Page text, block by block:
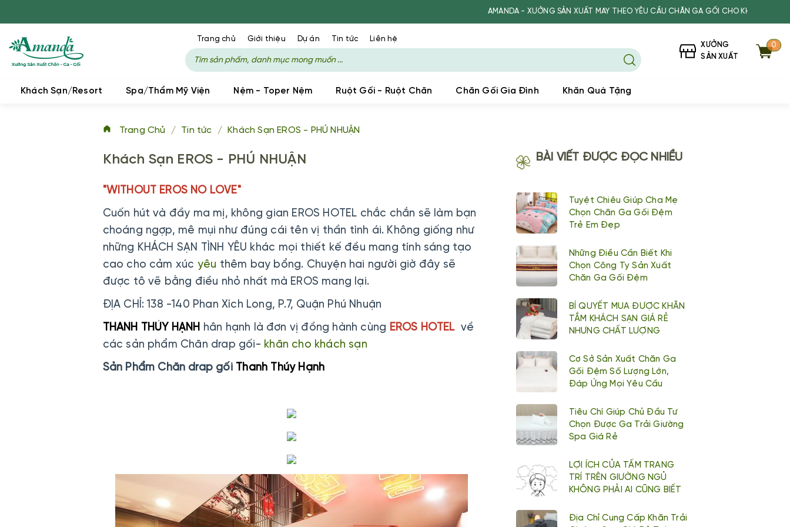
AMANDA - XƯỞNG SẢN XUẤT MAY THEO YÊU CẦU CHĂN GA GỐI CHO KHÁCH SẠN, SPA,
Trang chủ Giới thiệu Dự án Tin tức Liên hệ
XƯỞNG
SẢN XUẤT
0
Khách Sạn/Resort Spa/Thẩm Mỹ Viện Nệm - Toper Nệm Ruột Gối - Ruột Chăn Chăn Gối Gia Đình Khăn Quà Tặng
Trang Chủ / Tin tức / Khách Sạn EROS - PHÚ NHUẬN
Khách Sạn EROS - PHÚ NHUẬN
"WITHOUT EROS NO LOVE"
Cuốn hút và đầy ma mị, không gian EROS HOTEL chắc chắn sẽ làm bạn
choáng ngợp, mê mụi như đúng cái tên vị thần tình ái. Không giống như
những KHÁCH SẠN TÌNH YÊU khác mọi thiết kế đều mang tính sáng tạo
cao cho cảm xúc yêu thêm bay bổng. Chuyện hai người giờ đây sẽ
được tô vẽ bằng điều nhỏ nhất mà EROS mang lại.
ĐỊA CHỈ: 138 -140 Phan Xích Long, P.7, Quận Phú Nhuận
THANH THÚY HẠNH hân hạnh là đơn vị đồng hành cùng EROS HOTEL về
các sản phẩm Chăn drap gối- khăn cho khách sạn
Sản Phẩm Chăn drap gối Thanh Thúy Hạnh
BÀI VIẾT ĐƯỢC ĐỌC NHIỀU
Tuyệt Chiêu Giúp Cha Mẹ
Chọn Chăn Ga Gối Đệm
Trẻ Em Đẹp
Những Điều Cần Biết Khi
Chọn Công Ty Sản Xuất
Chăn Ga Gối Đệm
BÍ QUYẾT MUA ĐƯỢC KHĂN
TẮM KHÁCH SẠN GIÁ RẺ
NHƯNG CHẤT LƯỢNG
Cơ Sở Sản Xuất Chăn Ga
Gối Đệm Số Lượng Lớn,
Đáp Ứng Mọi Yêu Cầu
Tiêu Chí Giúp Chủ Đầu Tư
Chọn Được Ga Trải Giường
Spa Giá Rẻ
LỢI ÍCH CỦA TẤM TRANG
TRÍ TRÊN GIƯỜNG NGỦ
KHÔNG PHẢI AI CŨNG BIẾT
Địa Chỉ Cung Cấp Khăn Trải